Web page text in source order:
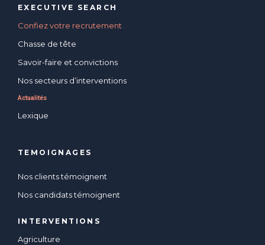
EXECUTIVE SEARCH
Confiez votre recrutement
Chasse de tête
Savoir-faire et convictions
Nos secteurs d’interventions
Actualités
Lexique
TEMOIGNAGES
Nos clients témoignent
Nos candidats témoignent
INTERVENTIONS
Agriculture